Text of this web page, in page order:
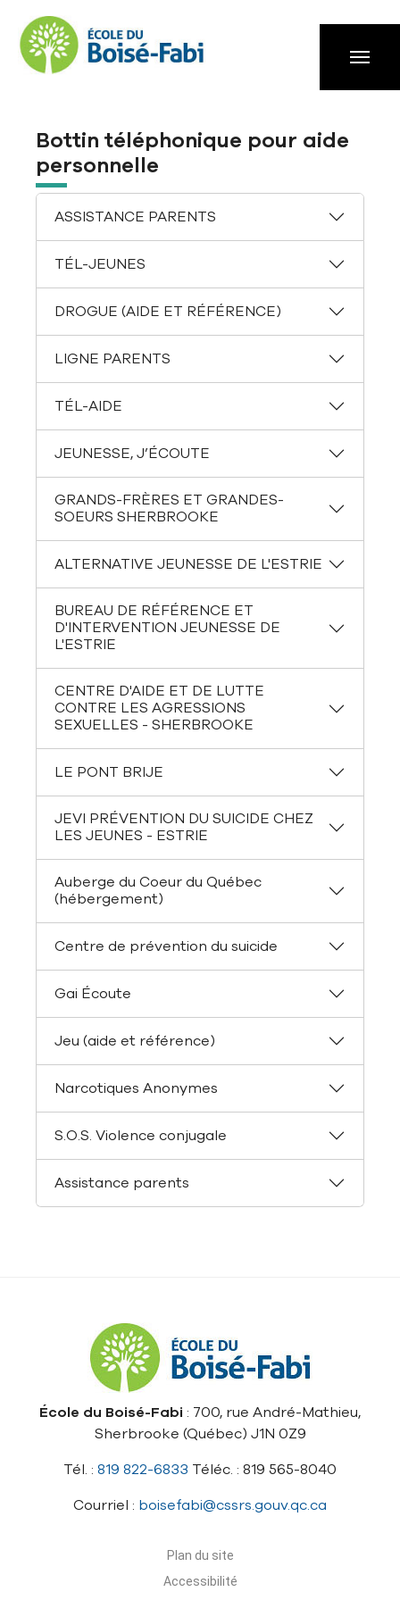
Bottin téléphonique pour aide
personnelle
ASSISTANCE PARENTS
TÉL-JEUNES
DROGUE (AIDE ET RÉFÉRENCE)
LIGNE PARENTS
TÉL-AIDE
JEUNESSE, J’ÉCOUTE
GRANDS-FRÈRES ET GRANDES-
SOEURS SHERBROOKE
ALTERNATIVE JEUNESSE DE L'ESTRIE
BUREAU DE RÉFÉRENCE ET
D'INTERVENTION JEUNESSE DE
L'ESTRIE
CENTRE D'AIDE ET DE LUTTE
CONTRE LES AGRESSIONS
SEXUELLES - SHERBROOKE
LE PONT BRIJE
JEVI PRÉVENTION DU SUICIDE CHEZ
LES JEUNES - ESTRIE
Auberge du Coeur du Québec
(hébergement)
Centre de prévention du suicide
Gai Écoute
Jeu (aide et référence)
Narcotiques Anonymes
S.O.S. Violence conjugale
Assistance parents
École du Boisé-Fabi : 700, rue André-Mathieu,
Sherbrooke (Québec) J1N 0Z9
Tél. : 819 822-6833 Téléc. : 819 565-8040
Courriel : boisefabi@cssrs.gouv.qc.ca
Plan du site
Accessibilité